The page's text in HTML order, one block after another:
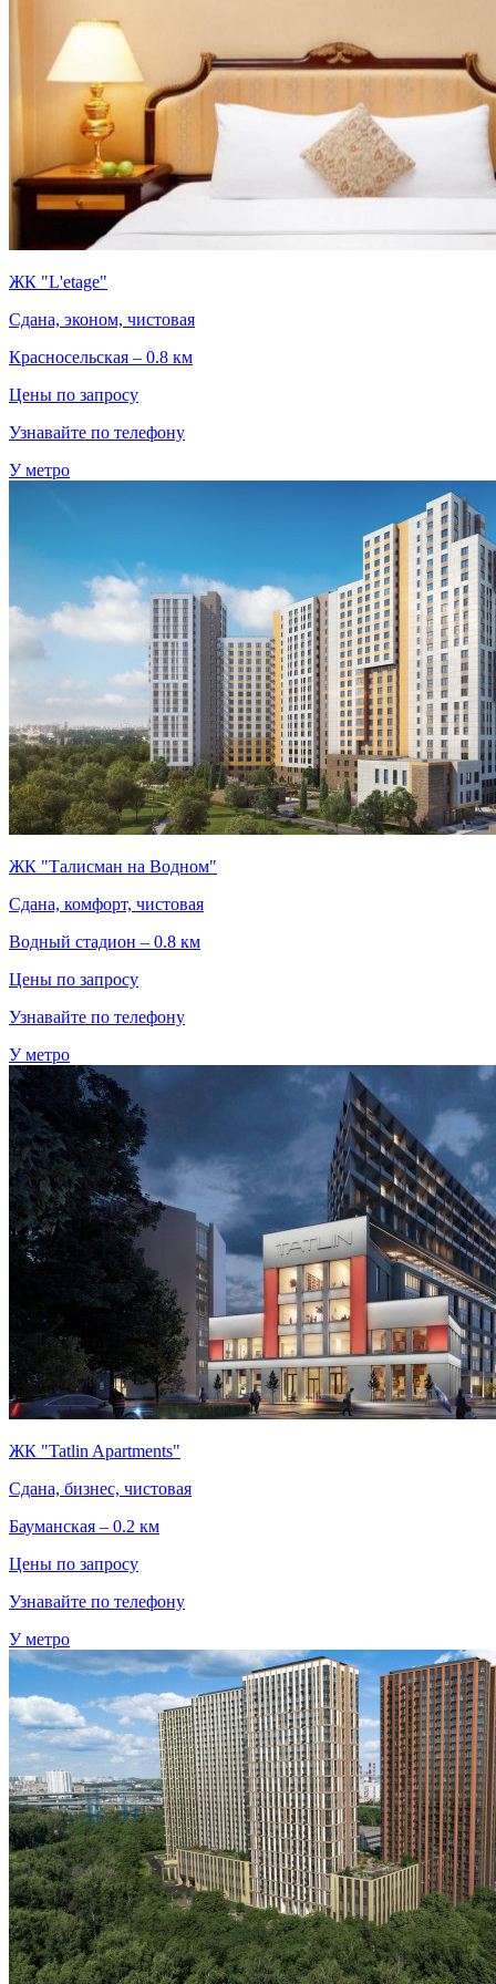
ЖК "L'etage"
Сдана, эконом, чистовая
Красносельская – 0.8 км
Цены по запросу
Узнавайте по телефону
У метро
ЖК "Талисман на Водном"
Сдана, комфорт, чистовая
Водный стадион – 0.8 км
Цены по запросу
Узнавайте по телефону
У метро
ЖК "Tatlin Apartments"
Сдана, бизнес, чистовая
Бауманская – 0.2 км
Цены по запросу
Узнавайте по телефону
У метро